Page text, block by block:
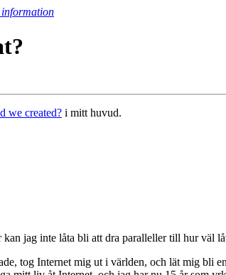
we created? i mitt huvud.
jag inte låta bli att dra paralleller till hur väl
tog Internet mig ut i världen, och lät mig bli